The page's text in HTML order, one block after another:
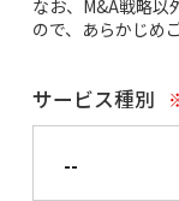
なお、M&A戦略以
ので、あらかじめ
サービス種別